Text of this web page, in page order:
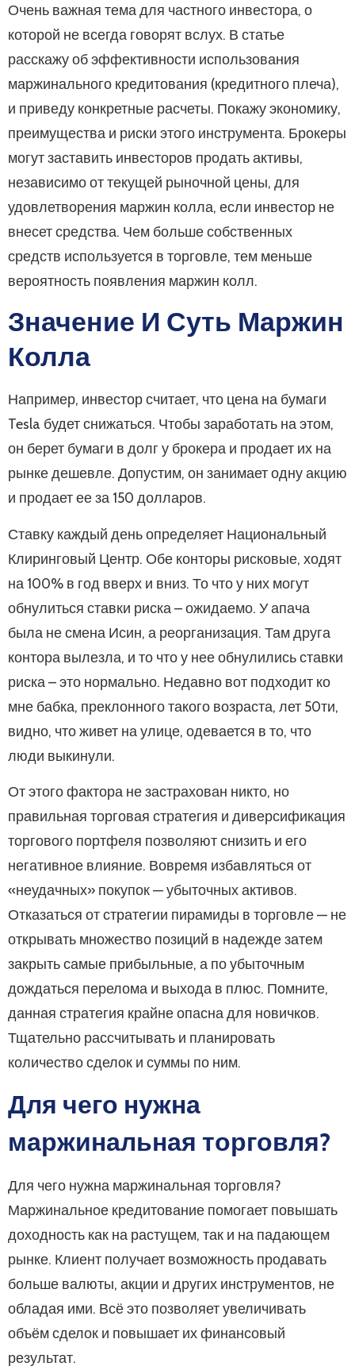
Очень важная тема для частного инвестора, о
которой не всегда говорят вслух. В статье
расскажу об эффективности использования
маржинального кредитования (кредитного плеча),
и приведу конкретные расчеты. Покажу экономику,
преимущества и риски этого инструмента. Брокеры
могут заставить инвесторов продать активы,
независимо от текущей рыночной цены, для
удовлетворения маржин колла, если инвестор не
внесет средства. Чем больше собственных
средств используется в торговле, тем меньше
вероятность появления маржин колл.
Значение И Суть Маржин
Колла
Например, инвестор считает, что цена на бумаги
Tesla будет снижаться. Чтобы заработать на этом,
он берет бумаги в долг у брокера и продает их на
рынке дешевле. Допустим, он занимает одну акцию
и продает ее за 150 долларов.
Ставку каждый день определяет Национальный
Клиринговый Центр. Обе конторы рисковые, ходят
на 100% в год вверх и вниз. То что у них могут
обнулиться ставки риска – ожидаемо. У апача
была не смена Исин, а реорганизация. Там друга
контора вылезла, и то что у нее обнулились ставки
риска – это нормально. Недавно вот подходит ко
мне бабка, преклонного такого возраста, лет 50ти,
видно, что живет на улице, одевается в то, что
люди выкинули.
От этого фактора не застрахован никто, но
правильная торговая стратегия и диверсификация
торгового портфеля позволяют снизить и его
негативное влияние. Вовремя избавляться от
«неудачных» покупок — убыточных активов.
Отказаться от стратегии пирамиды в торговле — не
открывать множество позиций в надежде затем
закрыть самые прибыльные, а по убыточным
дождаться перелома и выхода в плюс. Помните,
данная стратегия крайне опасна для новичков.
Тщательно рассчитывать и планировать
количество сделок и суммы по ним.
Для чего нужна
маржинальная торговля?
Для чего нужна маржинальная торговля?
Маржинальное кредитование помогает повышать
доходность как на растущем, так и на падающем
рынке. Клиент получает возможность продавать
больше валюты, акции и других инструментов, не
обладая ими. Всё это позволяет увеличивать
объём сделок и повышает их финансовый
результат.